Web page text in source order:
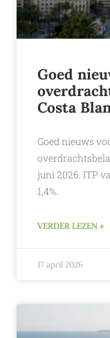
Goed
Costa
Goed nieuws
juni 2026. ITP
1,4%.
VERDER LEZEN »
17 april 2026